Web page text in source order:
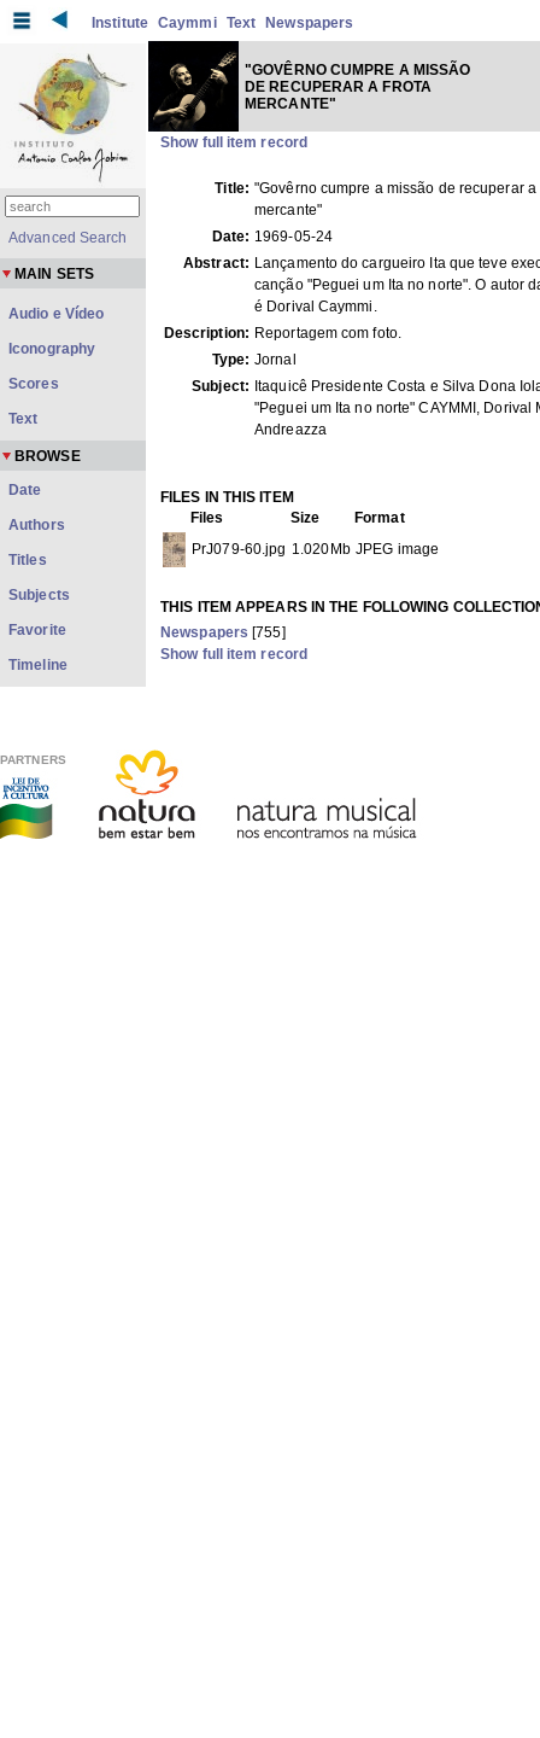
Institute Caymmi Text Newspapers
"GOVÊRNO CUMPRE A MISSÃO
DE RECUPERAR A FROTA
MERCANTE"
Show full item record
Title: "Govêrno cumpre a missão de recuperar a
mercante"
Date: 1969-05-24
Abstract: Lançamento do cargueiro Ita que teve
canção "Peguei um Ita no norte". O autor
é Dorival Caymmi.
Description: Reportagem com foto.
Type: Jornal
Subject: Itaquicê Presidente Costa e Silva Dona
"Peguei um Ita no norte" CAYMMI, Dorival
Andreazza
FILES IN THIS ITEM
Files
Size
Format
PrJ079-60.jpg 1.020Mb JPEG image
THIS ITEM APPEARS IN THE FOLLOWING
Newspapers [755]
Show full item record
Advanced Search
MAIN SETS
Audio e Vídeo
Iconography
Scores
Text
BROWSE
Date
Authors
Titles
Subjects
Favorite
Timeline
PARTNERS